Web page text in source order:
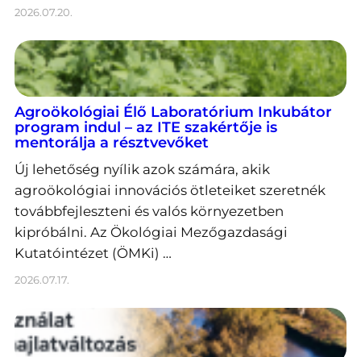
2026.07.20.
Agroökológiai Élő Laboratórium Inkubátor
program indul – az ITE szakértője is
mentorálja a résztvevőket
Új lehetőség nyílik azok számára, akik
agroökológiai innovációs ötleteiket szeretnék
továbbfejleszteni és valós környezetben
kipróbálni. Az Ökológiai Mezőgazdasági
Kutatóintézet (ÖMKi) …
2026.07.17.